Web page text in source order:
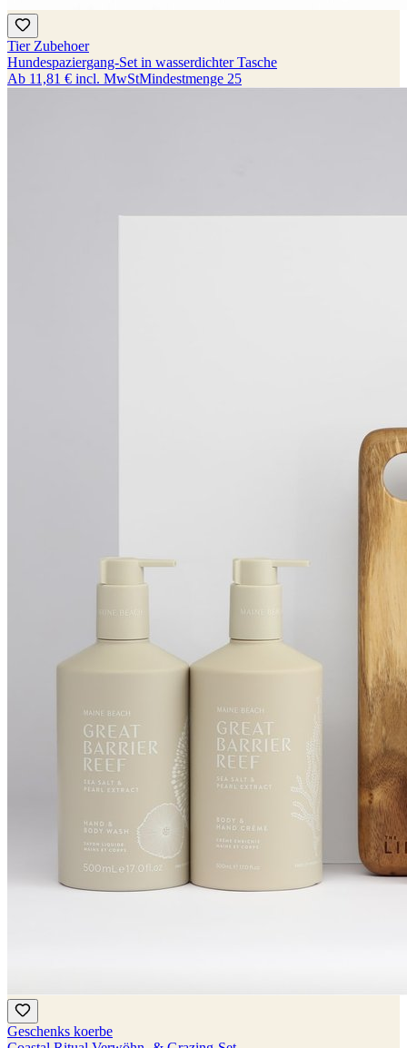
Tier Zubehoer
Hundespaziergang-Set in wasserdichter Tasche
Ab 11,81 € incl. MwStMindestmenge 25
Geschenks koerbe